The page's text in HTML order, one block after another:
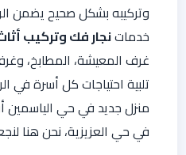
وتركيبه بشكل صحيح يضمن
خدماتنجار فك وتركيب
غرف المعيشة، المطابخ،
تلبية احتياجات كل أسرة في
منزل جديد في حي الياسمين
في حي العزيزية، نحن هنا